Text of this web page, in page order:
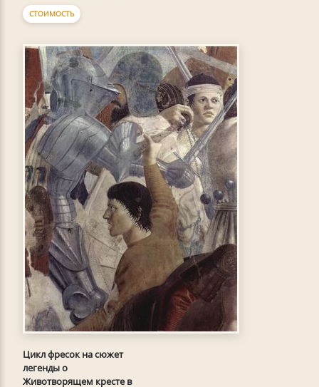
СТОИМОСТЬ
Цикл фресок на сюжет
легенды о
Животворящем кресте в